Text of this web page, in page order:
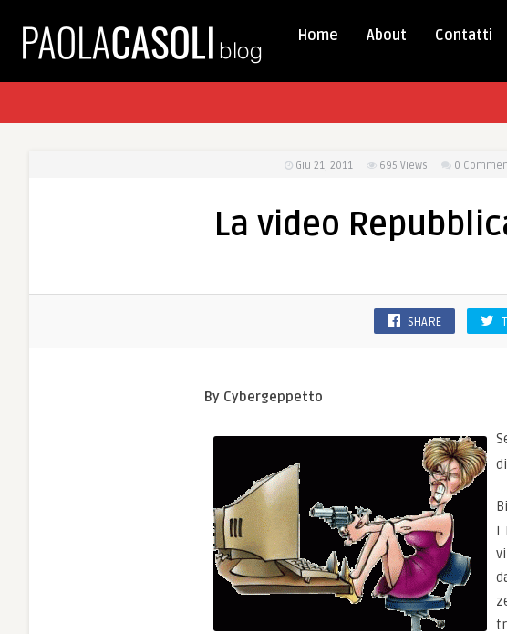
Home About Contatti
Giu 21, 2011 695 Views 0
La video
SHARE
By Cybergeppetto
i